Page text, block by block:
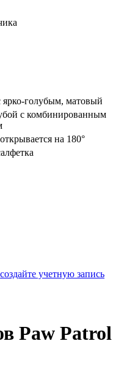
ярко-голубым, матовый
с комбинированным
на 180°
создайте учетную запись
Paw Patrol